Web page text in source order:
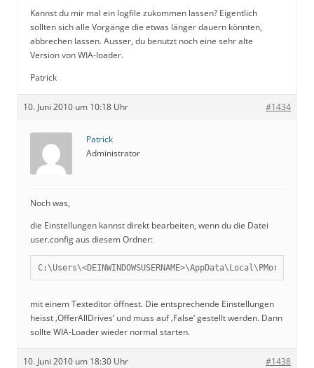
Kannst du mir mal ein logfile zukommen lassen? Eigentlich
sollten sich alle Vorgänge die etwas länger dauern könnten,
abbrechen lassen. Ausser, du benutzt noch eine sehr alte
Version von WIA-loader.
Patrick
10. Juni 2010 um 10:18 Uhr #1434
Patrick
Administrator
Noch was,
die Einstellungen kannst direkt bearbeiten, wenn du die Datei
user.config aus diesem Ordner:
mit einem Texteditor öffnest. Die entsprechende Einstellungen
heisst ‚OfferAllDrives‘ und muss auf ‚False‘ gestellt werden. Dann
sollte WIA-Loader wieder normal starten.
10. Juni 2010 um 18:30 Uhr #1438